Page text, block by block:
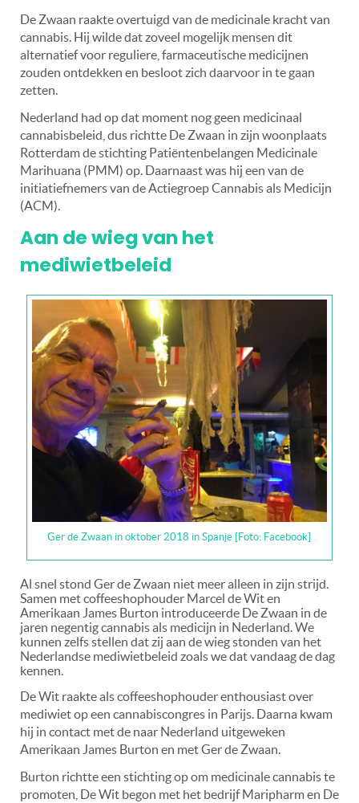
De Zwaan raakte overtuigd van de medicinale kracht van
cannabis. Hij wilde dat zoveel mogelijk mensen dit
alternatief voor reguliere, farmaceutische medicijnen
zouden ontdekken en besloot zich daarvoor in te gaan
zetten.
Nederland had op dat moment nog geen medicinaal
cannabisbeleid, dus richtte De Zwaan in zijn woonplaats
Rotterdam de stichting Patiëntenbelangen Medicinale
Marihuana (PMM) op. Daarnaast was hij een van de
initiatiefnemers van de Actiegroep Cannabis als Medicijn
(ACM).
Aan de wieg van het
mediwietbeleid
Ger de Zwaan in oktober 2018 in Spanje [Foto: Facebook]
Al snel stond Ger de Zwaan niet meer alleen in zijn strijd.
Samen met coffeeshophouder Marcel de Wit en
Amerikaan James Burton introduceerde De Zwaan in de
jaren negentig cannabis als medicijn in Nederland. We
kunnen zelfs stellen dat zij aan de wieg stonden van het
Nederlandse mediwietbeleid zoals we dat vandaag de dag
kennen.
De Wit raakte als coffeeshophouder enthousiast over
mediwiet op een cannabiscongres in Parijs. Daarna kwam
hij in contact met de naar Nederland uitgeweken
Amerikaan James Burton en met Ger de Zwaan.
Burton richtte een stichting op om medicinale cannabis te
promoten, De Wit begon met het bedrijf Maripharm en De